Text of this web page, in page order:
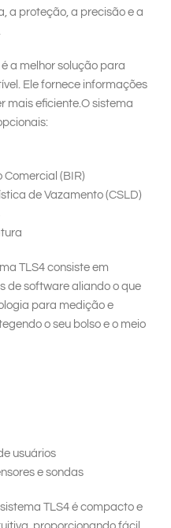
a proteção, a precisão e a
é a melhor solução para
Ele fornece informações
mais eficiente.O sistema
(BIR)
de Vazamento (CSLD)
TLS4 consiste em
de software aliando o que
para medição e
o seu bolso e o meio
usuários
e sondas
TLS4 é compacto e